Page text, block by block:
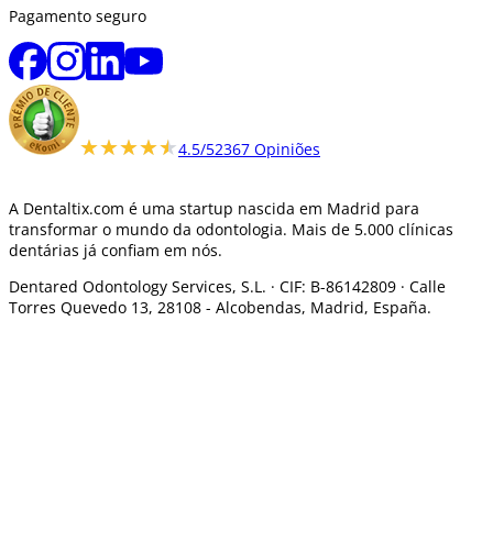
Pagamento seguro
★★★★★
★★★★★4.5/52367 Opiniões
A Dentaltix.com é uma startup nascida em Madrid para
transformar o mundo da odontologia. Mais de 5.000 clínicas
dentárias já confiam em nós.
Dentared Odontology Services, S.L. · CIF: B-86142809 · Calle
Torres Quevedo 13, 28108 - Alcobendas, Madrid, España.